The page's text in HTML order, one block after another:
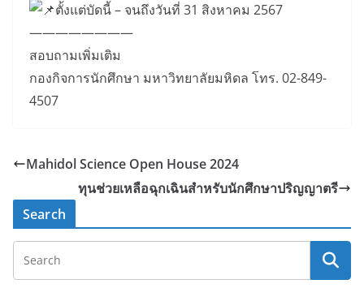
ตั้งแต่บัดนี้ – จนถึงวันที่ 31 สิงหาคม 2567
————————
สอบถามเพิ่มเติม
กองกิจการนักศึกษา มหาวิทยาลัยมหิดล โทร. 02-849-
4507
Mahidol Science Open House 2024
ทุนช่วยเหลือฉุกเฉินสำหรับนักศึกษาปริญญาตรี
Search